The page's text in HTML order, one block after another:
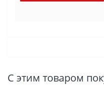
С этим товаром